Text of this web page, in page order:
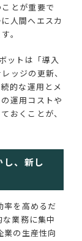
とが重要で
人間へエスカ
。
ットは「導入
ッジの更新、
的な運用とメ
運用コストや
おくことが、
し、新し
率を高めるだ
業務に集中
業の生産性向